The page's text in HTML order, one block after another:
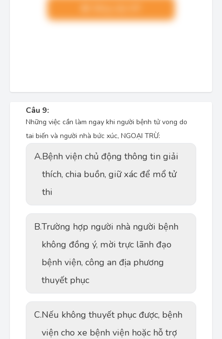
Câu 9:
Những việc cần làm ngay khi người bệnh tử vong do
tai biến và người nhà bức xúc, NGOẠI TRỪ:
A.Bệnh viện chủ động thông tin giải
thích, chia buồn, giữ xác để mổ tử
thi
B.Trường hợp người nhà người bệnh
không đồng ý, mời trực lãnh đạo
bệnh viện, công an địa phương
thuyết phục
C.Nếu không thuyết phục được, bệnh
viện cho xe bệnh viện hoặc hỗ trợ